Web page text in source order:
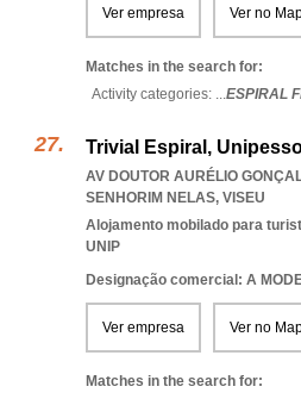
Ver empresa Ver no
Matches in the search for:
Activity categories: ...ESPIRAL
Trivial Espiral,
AV DOUTOR AURÉLIO
SENHORIM NELAS, VISEU
Alojamento mobilado para
UNIP
Designação comercial: A
Ver empresa Ver no
Matches in the search for: